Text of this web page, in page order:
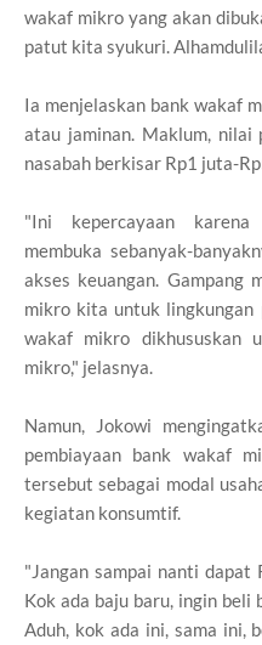
wakaf mikro yang akan
patut kita syukuri.
Ia menjelaskan bank wakaf
atau jaminan. Maklum, nilai
nasabah berkisar Rp1 juta-
"Ini kepercayaan
membuka sebanyak-
akses keuangan. Gampang
mikro kita untuk lingkungan
wakaf mikro dikhususkan
mikro," jelasnya.
Namun, Jokowi
pembiayaan bank wakaf
tersebut sebagai modal
kegiatan konsumtif.
"Jangan sampai nanti dapat
Kok ada baju baru, ingin beli
Aduh, kok ada ini, sama ini,